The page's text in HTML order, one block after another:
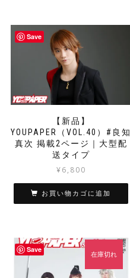
Save
【新品】
YOUPAPER（VOL.40）#良知
真次 掲載2ページ｜大型配
送タイプ
¥6,800
お買い物カゴに追加
Save
在庫切れ